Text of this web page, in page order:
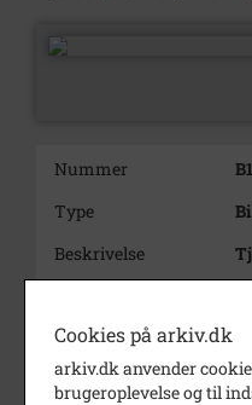
Nummer
Type
Beskrivelse
Dateringsnote
Fotograf
Cookies på arkiv.dk
arkiv.dk anvender
brugeroplevelse og til